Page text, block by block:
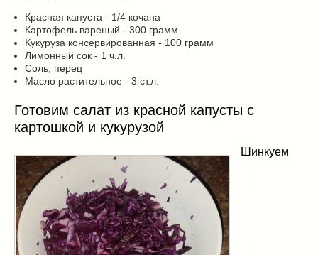
Красная капуста - 1/4 кочана
Картофель вареный - 300 грамм
Кукуруза консервированная - 100 грамм
Лимонный сок - 1 ч.л.
Соль, перец
Масло растительное - 3 ст.л.
Готовим салат из красной капусты с
картошкой и кукурузой
Шинкуем